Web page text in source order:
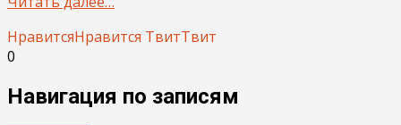
НравитсяНравится ТвитТвит
0
Навигация по записям